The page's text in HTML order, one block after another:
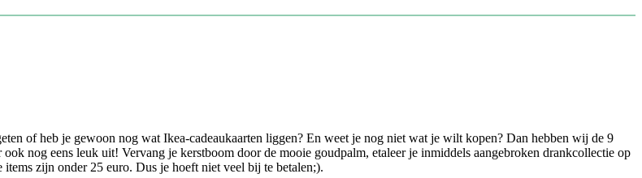
of heb je gewoon nog wat Ikea-cadeaukaarten liggen? En weet je nog niet wat je wilt kopen? Dan hebben wij de 9
nog eens leuk uit! Vervang je kerstboom door de mooie goudpalm, etaleer je inmiddels aangebroken drankcollectie op
zijn onder 25 euro. Dus je hoeft niet veel bij te betalen;).